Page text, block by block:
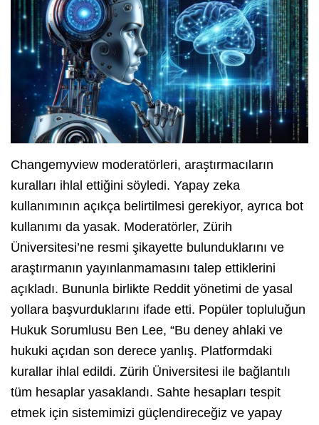
Changemyview moderatörleri, araştırmacıların
kuralları ihlal ettiğini söyledi. Yapay zeka
kullanımının açıkça belirtilmesi gerekiyor, ayrıca bot
kullanımı da yasak. Moderatörler, Zürih
Üniversitesi’ne resmi şikayette bulunduklarını ve
araştırmanın yayınlanmamasını talep ettiklerini
açıkladı. Bununla birlikte Reddit yönetimi de yasal
yollara başvurduklarını ifade etti. Popüler topluluğun
Hukuk Sorumlusu Ben Lee, “Bu deney ahlaki ve
hukuki açıdan son derece yanlış. Platformdaki
kurallar ihlal edildi. Zürih Üniversitesi ile bağlantılı
tüm hesaplar yasaklandı. Sahte hesapları tespit
etmek için sistemimizi güçlendireceğiz ve yapay